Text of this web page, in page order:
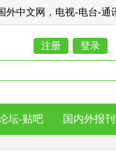
中文网，电视-电台-通
登录
注册
坛-贴吧 国内外报刊